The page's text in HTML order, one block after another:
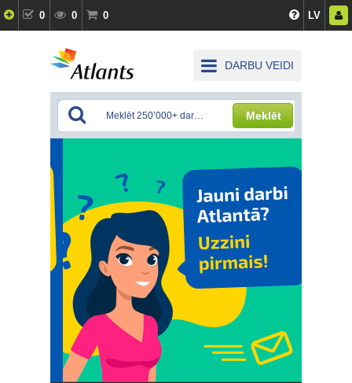
0 0 0 LV
DARBU VEIDI
Meklēt